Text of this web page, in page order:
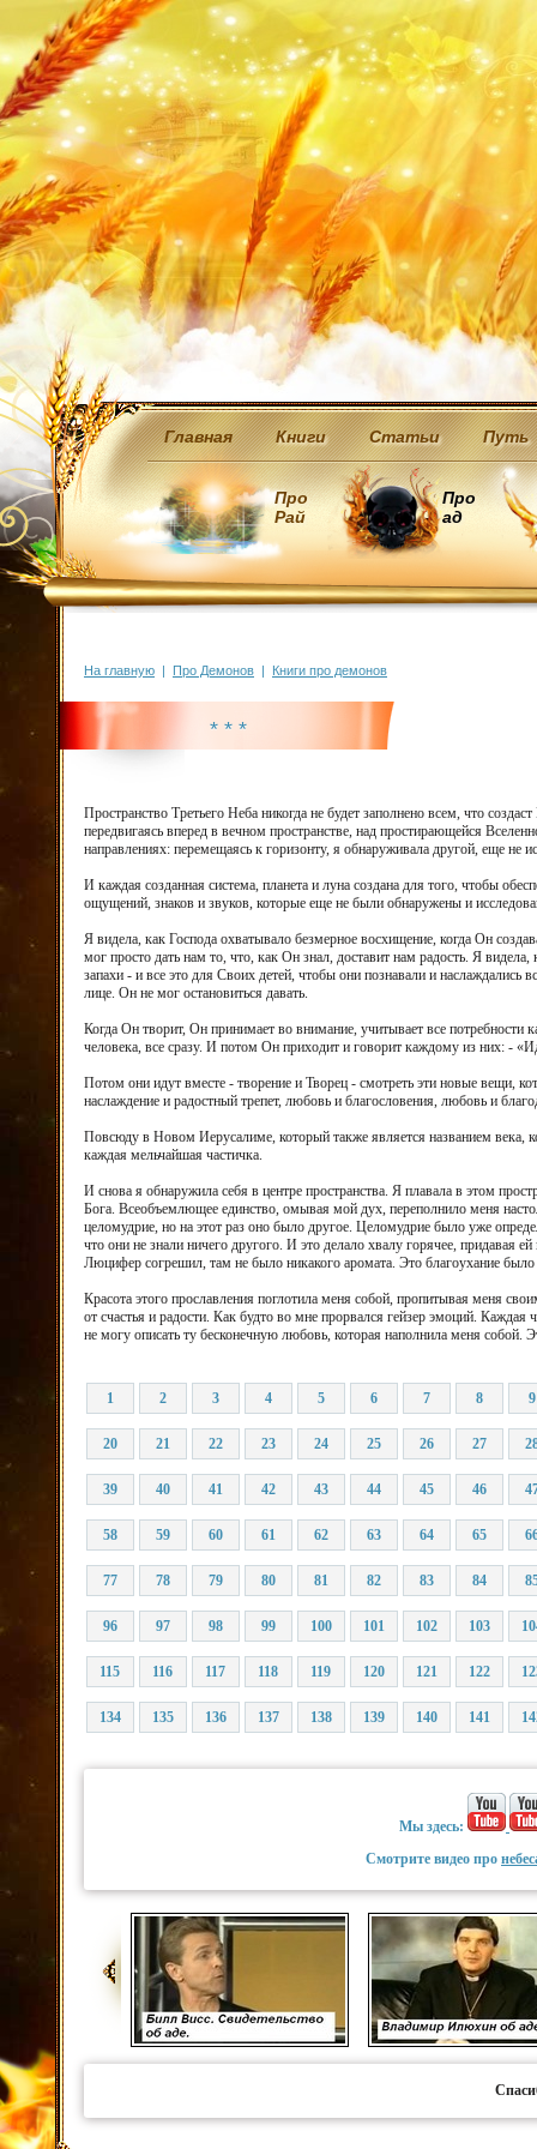
Главная Книги Статьи Путь
Про
Рай
Про
ад
На главную | Про Демонов | Книги про демонов
* * *
Пространство Третьего Неба никогда не будет заполнено всем, что
передвигаясь вперед в вечном пространстве, над простирающейся
направлениях: перемещаясь к горизонту, я обнаруживала другой, еще не
И каждая созданная система, планета и луна создана для того, чтобы
ощущений, знаков и звуков, которые еще не были обнаружены и
Я видела, как Господа охватывало безмерное восхищение, когда Он
мог просто дать нам то, что, как Он знал, доставит нам радость. Я
запахи - и все это для Своих детей, чтобы они познавали и
лице. Он не мог остановиться давать.
Когда Он творит, Он принимает во внимание, учитывает все
человека, все сразу. И потом Он приходит и говорит каждому из них: -
Потом они идут вместе - творение и Творец - смотреть эти новые вещи,
наслаждение и радостный трепет, любовь и благословения, любовь и
Повсюду в Новом Иерусалиме, который также является названием века,
каждая мельчайшая частичка.
И снова я обнаружила себя в центре пространства. Я плавала в этом
Бога. Всеобъемлющее единство, омывая мой дух, переполнило меня
целомудрие, но на этот раз оно было другое. Целомудрие было уже
что они не знали ничего другого. И это делало хвалу горячее, придавая
Люцифер согрешил, там не было никакого аромата. Это благоухание
Красота этого прославления поглотила меня собой, пропитывая меня
от счастья и радости. Как будто во мне прорвался гейзер эмоций.
не могу описать ту бесконечную любовь, которая наполнила меня
1 2 3 4 5 6 7 8 9
20 21 22 23 24 25 26 27
39 40 41 42 43 44 45 46
58 59 60 61 62 63 64 65
77 78 79 80 81 82 83 84
96 97 98 99 100 101 102 103
115 116 117 118 119 120 121 122
134 135 136 137 138 139 140 141
Мы здесь:
Смотрите видео про